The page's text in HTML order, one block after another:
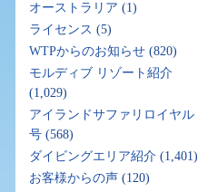
オーストラリア (1)
ライセンス (5)
WTPからのお知らせ (820)
モルディブ リゾート紹介
(1,029)
アイランドサファリロイヤル
号 (568)
ダイビングエリア紹介 (1,401)
お客様からの声 (120)